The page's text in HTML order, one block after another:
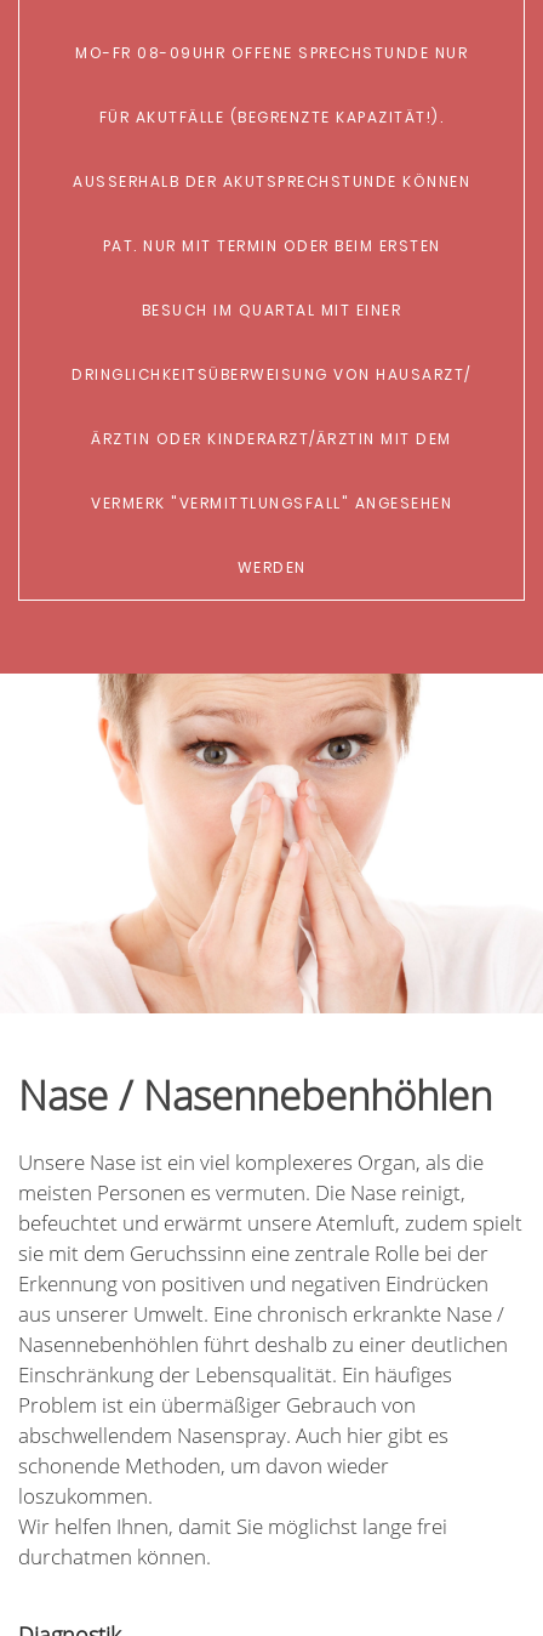
MO-FR 08-09UHR OFFENE SPRECHSTUNDE NUR
FÜR AKUTFÄLLE (BEGRENZTE KAPAZITÄT!).
AUSSERHALB DER AKUTSPRECHSTUNDE KÖNNEN
PAT. NUR MIT TERMIN ODER BEIM ERSTEN B
ESUCH IM QUARTAL MIT EINER D
RINGLICHKEITSÜBERWEISUNG VON HAUSARZT/Ä
RZTIN ODER KINDERARZT/ÄRZTIN MIT DEM V
ERMERK "VERMITTLUNGSFALL" ANGESEHEN
WERDEN
Nase / Nasennebenhöhlen
Unsere Nase ist ein viel komplexeres Organ, als die
meisten Personen es vermuten. Die Nase reinigt,
befeuchtet und erwärmt unsere Atemluft, zudem spielt
sie mit dem Geruchssinn eine zentrale Rolle bei der
Erkennung von positiven und negativen Eindrücken
aus unserer Umwelt. Eine chronisch erkrankte Nase /
Nasennebenhöhlen führt deshalb zu einer deutlichen
Einschränkung der Lebensqualität. Ein häufiges
Problem ist ein übermäßiger Gebrauch von
abschwellendem Nasenspray. Auch hier gibt es
schonende Methoden, um davon wieder
loszukommen.
Wir helfen Ihnen, damit Sie möglichst lange frei
durchatmen können.